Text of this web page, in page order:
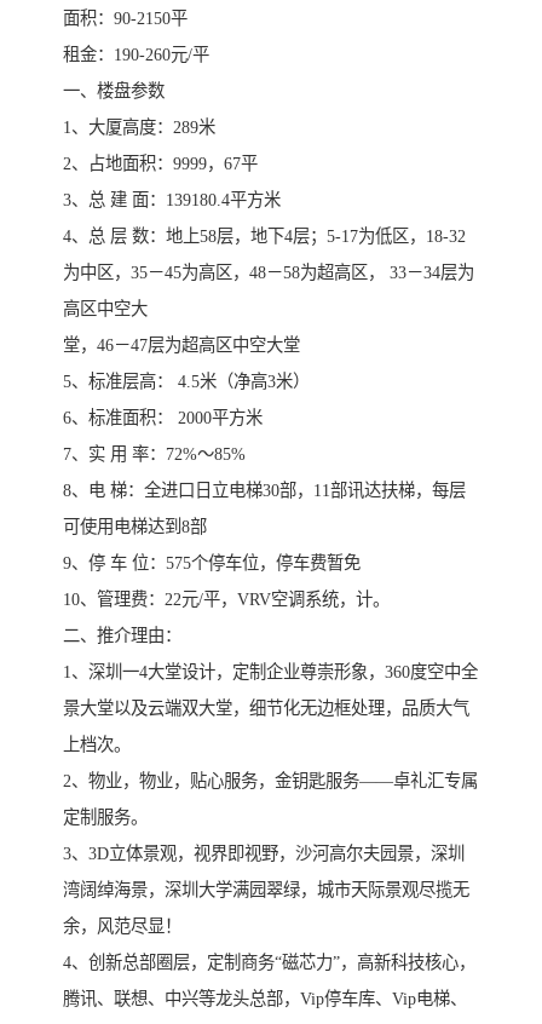
面积：90-2150平
租金：190-260元/平
一、楼盘参数
1、大厦高度：289米
2、占地面积：9999，67平
3、总 建 面：139180.4平方米
4、总 层 数：地上58层，地下4层；5-17为低区，18-32
为中区，35－45为高区，48－58为超高区， 33－34层为
高区中空大
堂，46－47层为超高区中空大堂
5、标准层高： 4.5米（净高3米）
6、标准面积： 2000平方米
7、实 用 率：72%～85%
8、电 梯：全进口日立电梯30部，11部讯达扶梯，每层
可使用电梯达到8部
9、停 车 位：575个停车位，停车费暂免
10、管理费：22元/平，VRV空调系统，计。
二、推介理由：
1、深圳一4大堂设计，定制企业尊崇形象，360度空中全
景大堂以及云端双大堂，细节化无边框处理，品质大气
上档次。
2、物业，物业，贴心服务，金钥匙服务――卓礼汇专属
定制服务。
3、3D立体景观，视界即视野，沙河高尔夫园景，深圳
湾阔绰海景，深圳大学满园翠绿，城市天际景观尽揽无
余，风范尽显！
4、创新总部圈层，定制商务“磁芯力”，高新科技核心，
腾讯、联想、中兴等龙头总部，Vip停车库、Vip电梯、